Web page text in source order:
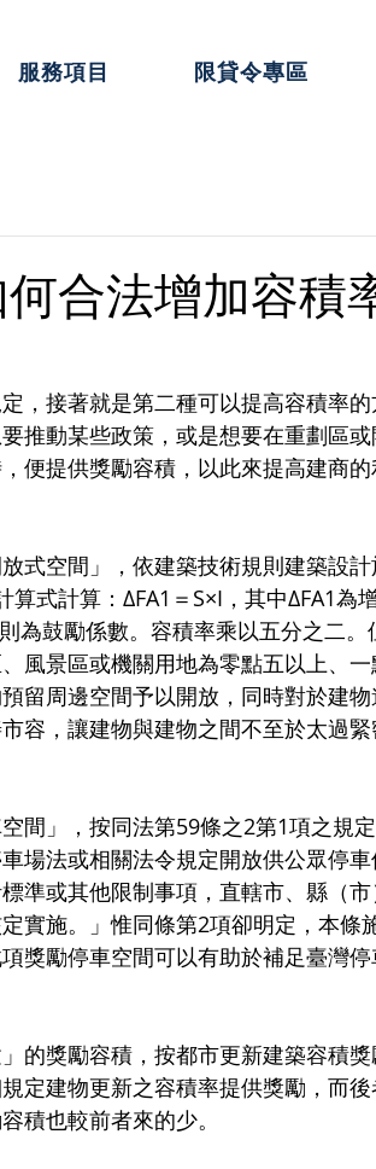
服務項目 限貸令專區
合法增加容積
接著就是第二種可以提高容積率的
推動某些政策，或是想要在重劃區
便提供獎勵容積，以此來提高建商
空間」，依建築技術規則建築設計
式計算：∆FA1＝S×I，其中∆FA1為
為鼓勵係數。容積率乘以五分之二。
風景區或機關用地為零點五以上、
留周邊空間予以開放，同時對於建
容，讓建物與建物之間不至於太過緊
」，按同法第59條之2第1項之規
場法或相關法令規定開放供公眾停
準或其他限制事項，直轄市、縣（
實施。」惟同條第2項卻明定，本條
獎勵停車空間可以有助於補足臺灣
獎勵容積，按都市更新建築容積獎
定建物更新之容積率提供獎勵，而
積也較前者來的少。